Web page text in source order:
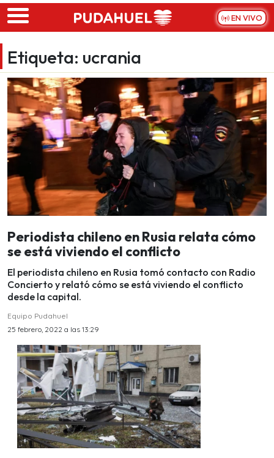
Skip to main content
EN VIVO
Etiqueta: ucrania
Periodista chileno en Rusia relata cómo
se está viviendo el conflicto
El periodista chileno en Rusia tomó contacto con Radio
Concierto y relató cómo se está viviendo el conflicto
desde la capital.
Equipo Pudahuel
25 febrero, 2022 a las 13:29